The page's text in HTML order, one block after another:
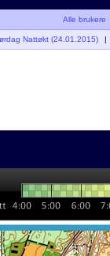
Alle brukere
Nattøkt (24.01.2015)